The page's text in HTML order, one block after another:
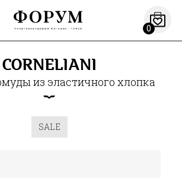
0
CORNELIANI
из эластичного хлопка
SALE